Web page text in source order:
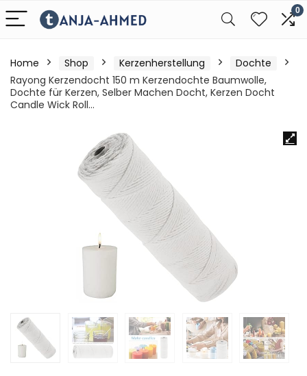
0
Home Shop Kerzenherstellung
Dochte
Rayong Kerzendocht 150 m Kerzendochte Baumwolle,
Dochte für Kerzen, Selber Machen Docht, Kerzen Docht
Candle Wick Roll…